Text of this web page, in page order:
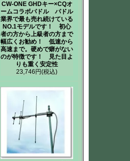
CW-ONE GHDキー×CQオ
ームコラボパドル パドル
業界で最も売れ続けている
NO.1モデルです！ 初心
者の方から上級者の方まで
幅広くお勧め！ 低速から
高速まで。硬めで癖がない
のが特徴です！ 見た目よ
りも重く安定性
23,746円(税込)